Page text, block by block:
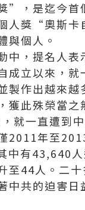
”，是迄今首
人獎“奧斯
與個人。
，提名人表
成立以來，
製作出越來
獲此殊榮當之
就一直遭到
2011年至
有43,640
至44人。二
中共的迫害